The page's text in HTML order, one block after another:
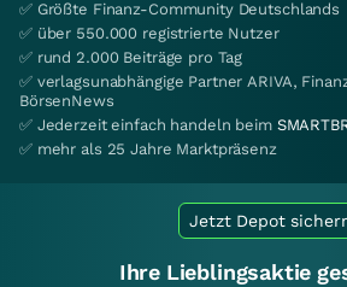
✅ Größte Finanz-Community Deutschlands
✅ über 550.000 registrierte Nutzer
✅ rund 2.000 Beiträge pro Tag
✅ verlagsunabhängige Partner ARIVA,
BörsenNews
✅ Jederzeit einfach handeln beim
✅ mehr als 25 Jahre Marktpräsenz
Jetzt Depot
Ihre Lieblingsaktie